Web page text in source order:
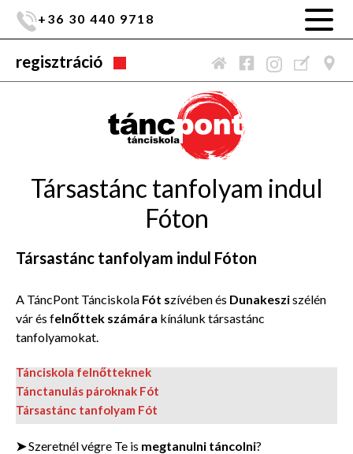
+36 30 440 9718
regisztráció
Társastánc tanfolyam indul
Fóton
Társastánc tanfolyam indul Fóton
A TáncPont Tánciskola Fót szívében és Dunakesziszélén
vár és felnőttek számára kínálunk társastánc
tanfolyamokat.
Tánciskola felnőtteknek
Tánctanulás pároknak Fót
Társastánc tanfolyam Fót
➤Szeretnél végre Te is megtanulni táncolni?